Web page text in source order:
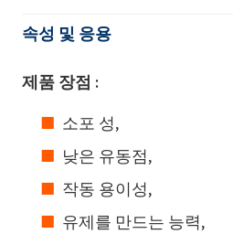
속성 및 응용
제품 장점 :
소포 성,
낮은 유동점,
작동 용이성,
유제를 만드는 능력,